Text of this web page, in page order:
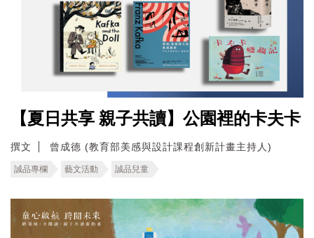
【夏日共享 親子共讀】公園裡的卡夫卡
撰文 曾成德 (教育部美感與設計課程創新計畫主持人)
誠品專欄 藝文活動 誠品兒童